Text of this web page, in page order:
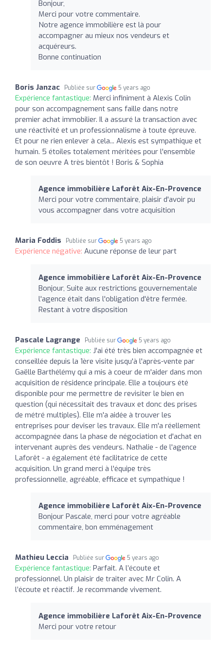
Bonjour,
Merci pour votre commentaire.
Notre agence immobilière est là pour
accompagner au mieux nos vendeurs et
acquéreurs.
Bonne continuation
Boris Janzac Publiée sur 5 years ago
Expérience fantastique: Merci infiniment à Alexis Colin
pour son accompagnement sans faille dans notre
premier achat immobilier. Il a assuré la transaction avec
une réactivité et un professionnalisme à toute épreuve.
Et pour ne rien enlever à cela... Alexis est sympathique et
humain. 5 étoiles totalement méritées pour l'ensemble
de son oeuvre A très bientôt ! Boris & Sophia
Agence immobilière Laforêt Aix-En-Provence
Merci pour votre commentaire, plaisir d'avoir pu
vous accompagner dans votre acquisition
Maria Foddis Publiée sur 5 years ago
Expérience négative: Aucune réponse de leur part
Agence immobilière Laforêt Aix-En-Provence
Bonjour, Suite aux restrictions gouvernementale
l'agence était dans l'obligation d'être fermée.
Restant à votre disposition
Pascale Lagrange Publiée sur 5 years ago
Expérience fantastique: J'ai été très bien accompagnée et
conseillée depuis la 1ère visite jusqu'à l'après-vente par
Gaëlle Barthélémy qui a mis à coeur de m'aider dans mon
acquisition de résidence principale. Elle a toujours été
disponible pour me permettre de revisiter le bien en
question (qui nécessitait des travaux et donc des prises
de métré multiples). Elle m'a aidée à trouver les
entreprises pour deviser les travaux. Elle m'a réellement
accompagnée dans la phase de négociation et d'achat en
intervenant auprès des vendeurs. Nathalie - de l'agence
Laforêt - a également été facilitatrice de cette
acquisition. Un grand merci à l'équipe très
professionnelle, agréable, efficace et sympathique !
Agence immobilière Laforêt Aix-En-Provence
Bonjour Pascale, merci pour votre agréable
commentaire, bon emménagement
Mathieu Leccia Publiée sur 5 years ago
Expérience fantastique: Parfait. A l’écoute et
professionnel. Un plaisir de traiter avec Mr Colin. A
l’écoute et réactif. Je recommande vivement.
Agence immobilière Laforêt Aix-En-Provence
Merci pour votre retour